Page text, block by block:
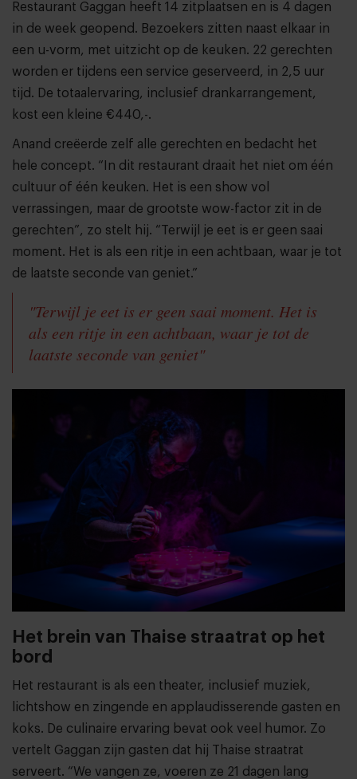
Restaurant Gaggan heeft 14 zitplaatsen en is 4 dagen
in de week geopend. Bezoekers zitten naast elkaar in
een u-vorm, met uitzicht op de keuken. 22 gerechten
worden er tijdens een service geserveerd, in 2,5 uur
tijd. De totaalervaring, inclusief drankarrangement,
kost een kleine €440,-.
Anand creëerde zelf alle gerechten en bedacht het
hele concept. “In dit restaurant draait het niet om één
cultuur of één keuken. Het is een show vol
verrassingen, maar de grootste wow-factor zit in de
gerechten”, zo stelt hij. “Terwijl je eet is er geen saai
moment. Het is als een ritje in een achtbaan, waar je tot
de laatste seconde van geniet.”
"Terwijl je eet is er geen saai moment. Het is
als een ritje in een achtbaan, waar je tot de
laatste seconde van geniet"
Het brein van Thaise straatrat op het
bord
Het restaurant is als een theater, inclusief muziek,
lichtshow en zingende en applaudisserende gasten en
koks. De culinaire ervaring bevat ook veel humor. Zo
vertelt Gaggan zijn gasten dat hij Thaise straatrat
serveert. “We vangen ze, voeren ze 21 dagen lang